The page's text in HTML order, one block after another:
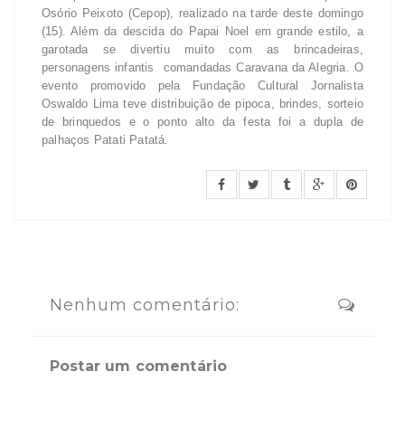
Osório Peixoto (Cepop), realizado na tarde deste domingo
(15). Além da descida do Papai Noel em grande estilo, a
garotada se divertiu muito com as brincadeiras,
personagens infantis comandadas Caravana da Alegria. O
evento promovido pela Fundação Cultural Jornalista
Oswaldo Lima teve distribuição de pipoca, brindes, sorteio
de brinquedos e o ponto alto da festa foi a dupla de
palhaços Patati Patatá.
Nenhum comentário:
Postar um comentário